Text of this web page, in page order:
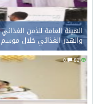
الهيئة العامة للأمن
والهدر الغذائي خلال موسم حج
81
0